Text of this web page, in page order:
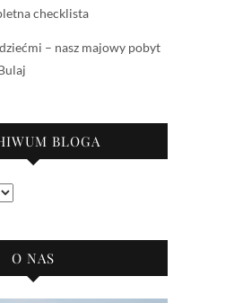
checklista
– nasz majowy pobyt
BLOGA
O NAS